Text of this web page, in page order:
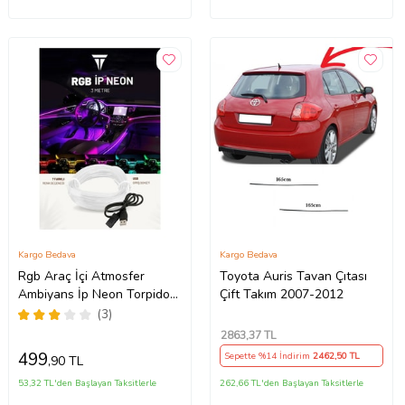
Rgb Araç İçi Atmosfer
Ambiyans İp Neon Torpido
Led 3 Metre USB Girişli
(3)
Kargo Bedava
499,90 TL
53,32 TL'den Başlayan Taksitlerle
Toyota Auris Tavan Çıtası
Çift Takım 2007-2012
Kargo Bedava
2863,37 TL
Sepette %14 İndirim2462,50 TL
262,66 TL'den Başlayan Taksitlerle